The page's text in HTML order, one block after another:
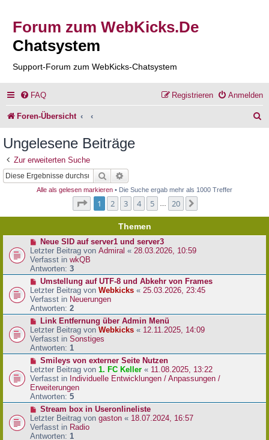
Forum zum WebKicks.De
Chatsystem
Support-Forum zum WebKicks-Chatsystem
FAQ Anmelden
Registrieren
Foren-Übersicht
Ungelesene Beiträge
Zur erweiterten Suche
Suche
Alle als gelesen markieren • Die Suche ergab mehr als 1000 Treffer
Seite von
1 2 3 4 5 20
Themen
N
e
u
e
r
B
e
i
t
a
g
Neue SID auf server1 und server3
Letzter Beitrag von Admiral « 28.03.2026, 10:59
Verfasst in wkQB
Antworten: 3
N
e
u
e
r
B
e
i
t
a
g
Umstellung auf UTF-8 und Abkehr von Frames
Letzter Beitrag von Webkicks « 25.03.2026, 23:45
Verfasst in Neuerungen
Antworten: 2
N
e
u
e
r
B
e
i
t
r
a
g
Link Entfernung über Admin Menü
Letzter Beitrag von Webkicks « 12.11.2025, 14:09
Verfasst in Sonstiges
Antworten: 1
N
e
u
e
r
B
e
i
t
Smileys von externer Seite Nutzen
Letzter Beitrag von 1. FC Keller « 11.08.2025, 13:22
Verfasst in Individuelle Entwicklungen / Anpassungen /
Erweiterungen
Antworten: 5
N
e
u
e
Stream box in Useronlineliste
Letzter Beitrag von gaston « 18.07.2024, 16:57
Verfasst in Radio
Antworten: 1